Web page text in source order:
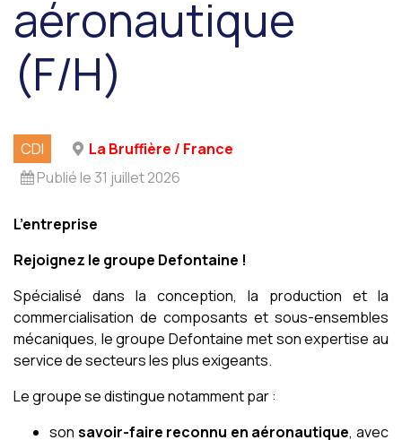
aéronautique
(F/H)
CDI
La Bruffière / France
Publié le 31 juillet 2026
L’entreprise
Rejoignez le groupe Defontaine !
Spécialisé dans la conception, la production et la
commercialisation de composants et sous-ensembles
mécaniques, le groupe Defontaine met son expertise au
service de secteurs les plus exigeants.
Le groupe se distingue notamment par :
son savoir-faire reconnu en aéronautique, avec